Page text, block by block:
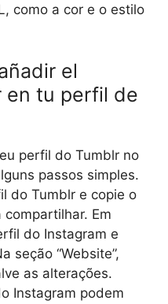
como a cor e o estilo
el
en tu perfil de
perfil do Tumblr no
passos simples.
do Tumblr e copie o
Em
do Instagram e
seção “Website”,
as alterações.
Instagram podem